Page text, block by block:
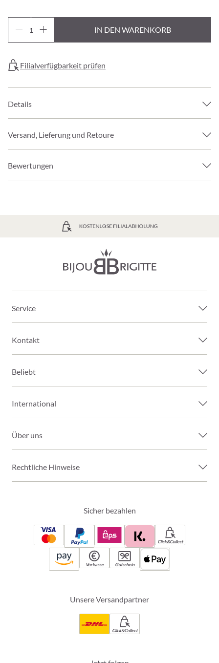
IN DEN WARENKORB
Filialverfügbarkeit prüfen
Details
Versand, Lieferung und Retoure
Bewertungen
GRATIS VERSAND AB 49€
Service
Kontakt
Beliebt
International
Über uns
Rechtliche Hinweise
Sicher bezahlen
Click&Collect
Vorkasse Gutschein
Unsere Versandpartner
Click&Collect